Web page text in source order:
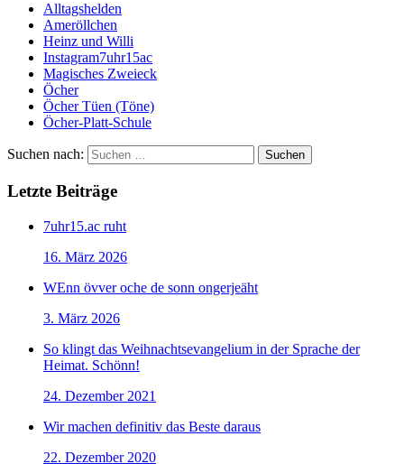
Alltagshelden
Ameröllchen
Heinz und Willi
Instagram7uhr15ac
Magisches Zweieck
Öcher
Öcher Tüen (Töne)
Öcher-Platt-Schule
Suchen nach:
Letzte Beiträge
7uhr15.ac ruht
16. März 2026
WEnn övver oche de sonn ongerjeäht
3. März 2026
So klingt das Weihnachtsevangelium in der Sprache der
Heimat. Schönn!
24. Dezember 2021
Wir machen definitiv das Beste daraus
22. Dezember 2020